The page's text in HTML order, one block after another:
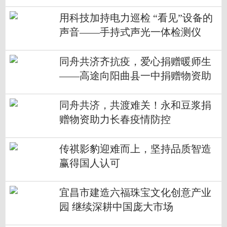
用科技加持电力巡检 “看见”设备的
声音——手持式声光一体检测仪
同舟共济齐抗疫，爱心捐赠暖师生
——高途向阳曲县一中捐赠物资助
同舟共济，共渡难关！永和豆浆捐
赠物资助力长春疫情防控
传祺影豹迎难而上，坚持品质智造
赢得国人认可
宜昌市建造六福珠宝文化创意产业
园 继续深耕中国庞大市场